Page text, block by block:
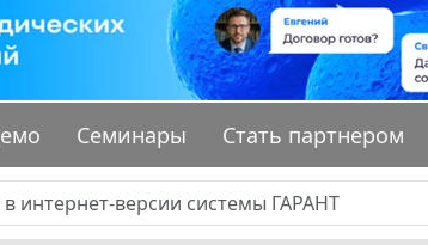
Семинары Стать партнером